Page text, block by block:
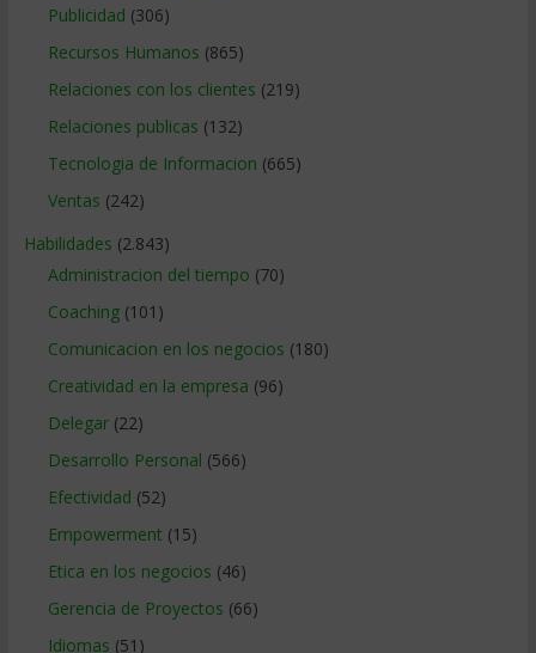
Publicidad (306)
Recursos Humanos (865)
Relaciones con los clientes (219)
Relaciones publicas (132)
Tecnologia de Informacion (665)
Ventas (242)
Habilidades (2.843)
Administracion del tiempo (70)
Coaching(101)
Comunicacion en los negocios (180)
Creatividad en la empresa (96)
Delegar(22)
Desarrollo Personal (566)
Efectividad (52)
Empowerment (15)
Etica en los negocios (46)
Gerencia de Proyectos (66)
Idiomas (51)